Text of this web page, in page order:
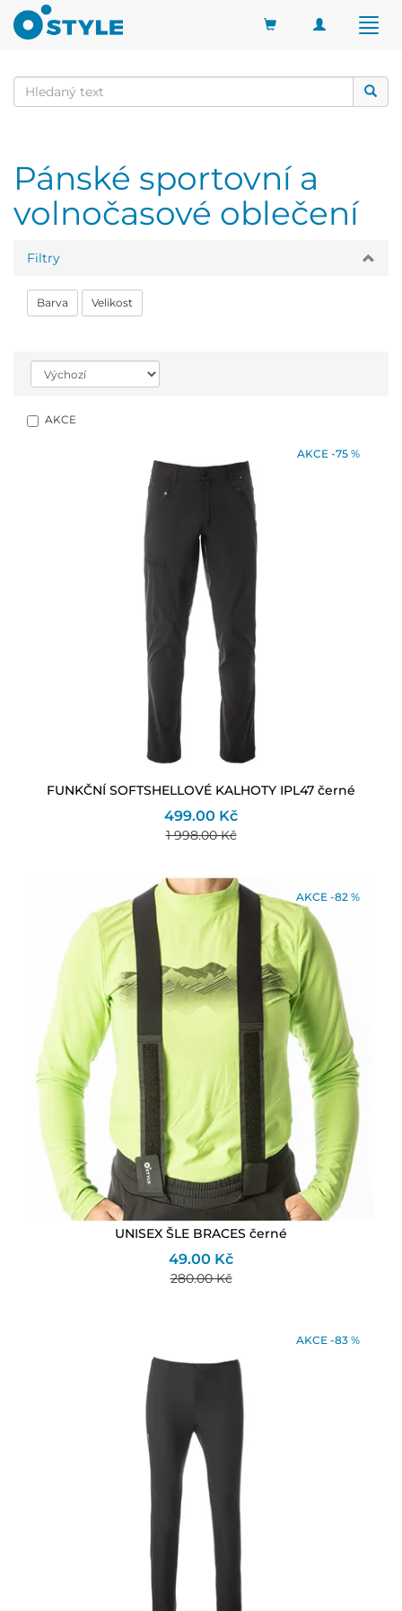
Toggle
Pánské sportovní a
volnočasové oblečení
Filtry
Barva Velikost
AKCE
AKCE -75 %
FUNKČNÍ SOFTSHELLOVÉ KALHOTY IPL47 černé
499.00 Kč
1 998.00 Kč
AKCE -82 %
UNISEX ŠLE BRACES černé
49.00 Kč
280.00 Kč
AKCE -83 %